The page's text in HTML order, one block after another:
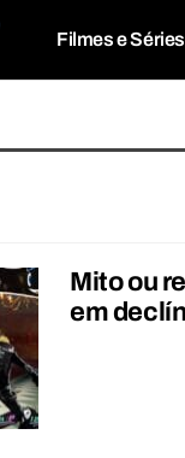
Filmes e Séries
Mito ou
em